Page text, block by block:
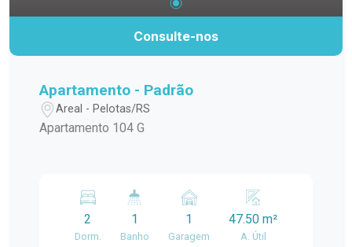
Consulte-nos
Apartamento - Padrão
Areal - Pelotas/RS
Apartamento 104 G
2
Dorm.
1
Banho
1
Garagem
47.50 m²
A. Útil